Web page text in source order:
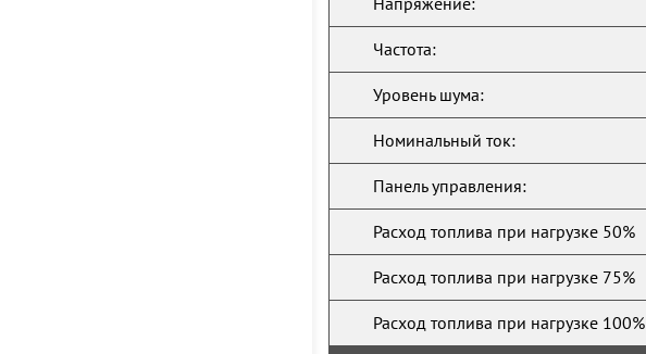
Частота:
Уровень шума:
Номинальный ток:
Панель управления:
Расход топлива при нагрузке 50%
Расход топлива при нагрузке 75%
Расход топлива при нагрузке 100%